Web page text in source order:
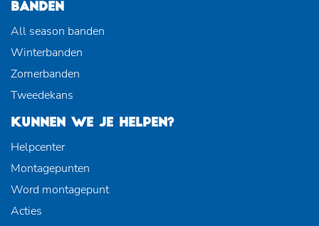
BANDEN
All season banden
Winterbanden
Zomerbanden
Tweedekans
KUNNEN WE JE HELPEN?
Helpcenter
Montagepunten
Word montagepunt
Acties